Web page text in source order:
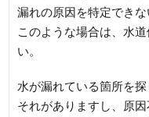
漏れの原因を特定できな
このような場合は、水
い。
水が漏れている箇所を
それがありますし、原